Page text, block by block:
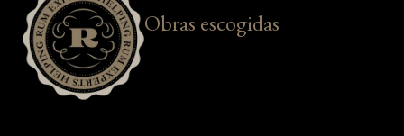
Obras escogidas